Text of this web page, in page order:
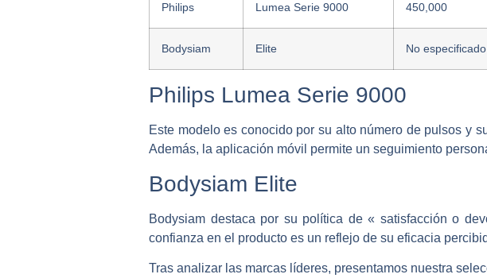
Philips Lumea Serie 9000 450,000
Bodysiam Elite No especificado
Philips Lumea Serie 9000
Este modelo es conocido por su alto número de pulsos y
Además, la aplicación móvil permite un seguimiento
Bodysiam Elite
Bodysiam destaca por su política de « satisfacción o
confianza en el producto es un reflejo de su eficacia
Tras analizar las marcas líderes, presentamos nuestra